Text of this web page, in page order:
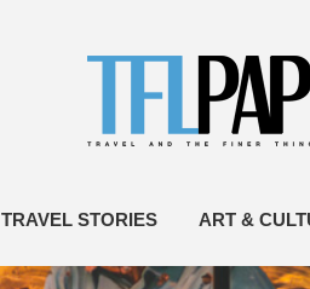
TRAVEL STORIES ART &